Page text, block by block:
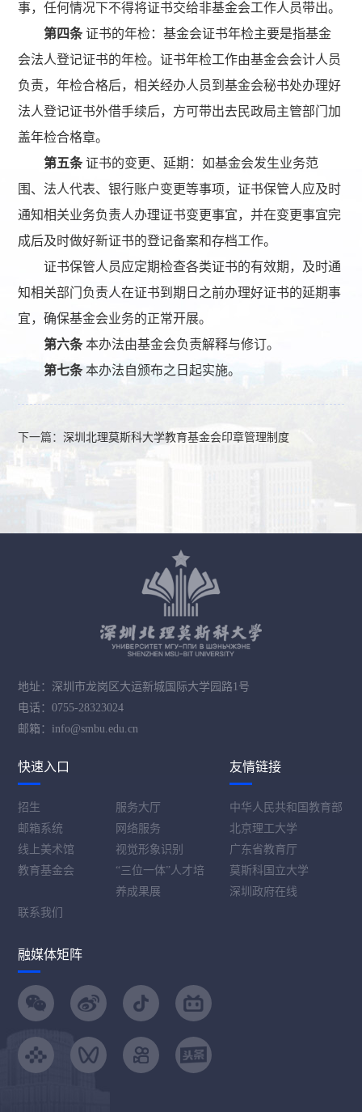
事，任何情况下不得将证书交给非基金会工作人员带出。
第四条证书的年检：基金会证书年检主要是指基金
会法人登记证书的年检。证书年检工作由基金会会计人员
负责，年检合格后，相关经办人员到基金会秘书处办理好
法人登记证书外借手续后，方可带出去民政局主管部门加
盖年检合格章。
第五条证书的变更、延期：如基金会发生业务范
围、法人代表、银行账户变更等事项，证书保管人应及时
通知相关业务负责人办理证书变更事宜，并在变更事宜完
成后及时做好新证书的登记备案和存档工作。
证书保管人员应定期检查各类证书的有效期，及时通
知相关部门负责人在证书到期日之前办理好证书的延期事
宜，确保基金会业务的正常开展。
第六条本办法由基金会负责解释与修订。
第七条本办法自颁布之日起实施。
下一篇：深圳北理莫斯科大学教育基金会印章管理制度
地址：深圳市龙岗区大运新城国际大学园路1号
电话：0755-28323024
邮箱：info@smbu.edu.cn
快速入口
招生
服务大厅
邮箱系统
网络服务
线上美术馆
视觉形象识别
教育基金会
“三位一体”人才培
养成果展
联系我们
友情链接
中华人民共和国教育部
北京理工大学
广东省教育厅
莫斯科国立大学
深圳政府在线
融媒体矩阵